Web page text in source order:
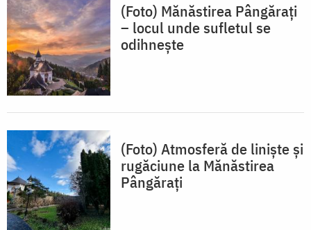
(Foto) Mănăstirea Pângărați
– locul unde sufletul se
odihnește
(Foto) Atmosferă de liniște și
rugăciune la Mănăstirea
Pângărați